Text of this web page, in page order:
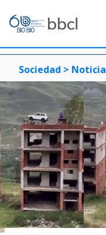
Sociedad > Noticia